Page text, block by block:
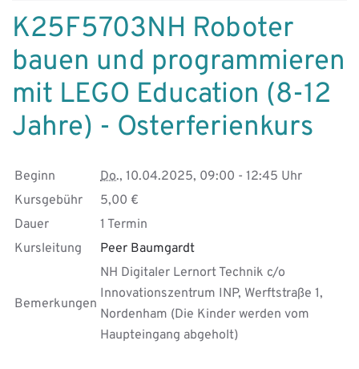
mit
LEGO
Education
(8-
Jahre)
K25F5703NH Roboter
bauen und programmieren
mit LEGO Education (8-12
Jahre) - Osterferienkurs
Beginn Do., 10.04.2025, 09:00 - 12:45 Uhr
Kursgebühr
5,00 €
Dauer
1 Termin
Kursleitung
Peer Baumgardt
Bemerkungen
NH Digitaler Lernort Technik c/o
Innovationszentrum INP, Werftstraße 1,
Nordenham (Die Kinder werden vom
Haupteingang abgeholt)